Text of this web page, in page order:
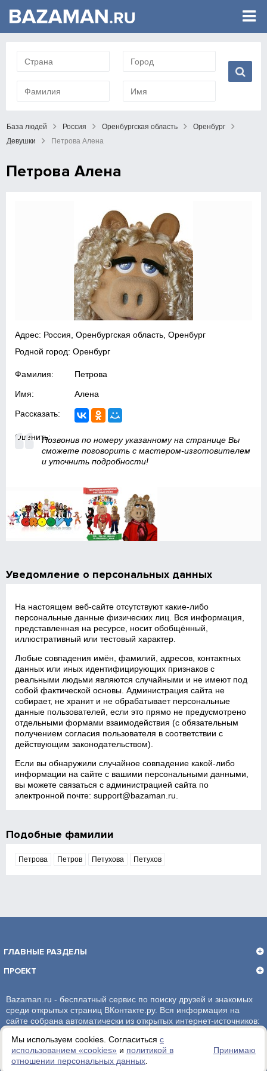
Мы используем cookies. Согласиться с
использованием «сookies» и политикой в
отношении персональных данных
Принимаю
База людей Россия Оренбургская область
Оренбург
Девушки
Πетрова Алена
Πетрова Алена
Адрес: Россия, Оренбургская область, Оренбург
Родной город: Оренбург
Фамилия: Πетрова
Имя: Алена
Рассказать:
Оценить:Позвонив по номеру указанному на странице Вы
сможете поговорить с мастером-изготовителем
и уточнить подробности!
Уведомление о персональных данных
На настоящем веб‑сайте отсутствуют какие‑либо
персональные данные физических лиц. Вся информация,
представленная на ресурсе, носит обобщённый,
иллюстративный или тестовый характер.
Любые совпадения имён, фамилий, адресов, контактных
данных или иных идентифицирующих признаков с
реальными людьми являются случайными и не имеют под
собой фактической основы. Администрация сайта не
собирает, не хранит и не обрабатывает персональные
данные пользователей, если это прямо не предусмотрено
отдельными формами взаимодействия (с обязательным
получением согласия пользователя в соответствии с
действующим законодательством).
Если вы обнаружили случайное совпадение какой‑либо
информации на сайте с вашими персональными данными,
вы можете связаться с администрацией сайта по
электронной почте:support@bazaman.ru
Подобные фамилии
Πетрова Πетров Πетухова Πетухов
ГЛАВНЫЕ РАЗДЕЛЫ
ПРОЕКТ
Bazaman.ru - бесплатный сервис по поиску друзей и знакомых
среди открытых страниц ВКонтакте.ру. Вся информация на
сайте собрана автоматически из открытых интернет-источников:
администрация сайта ответственности не несет.
Политика обработки персональных данных